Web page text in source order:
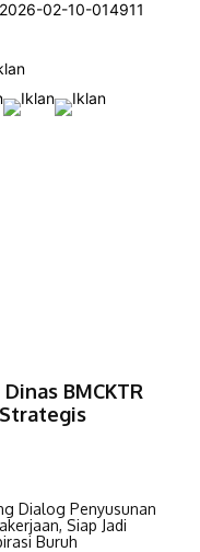
BMCKTR
Dialog Penyusunan
Siap Jadi
Buruh